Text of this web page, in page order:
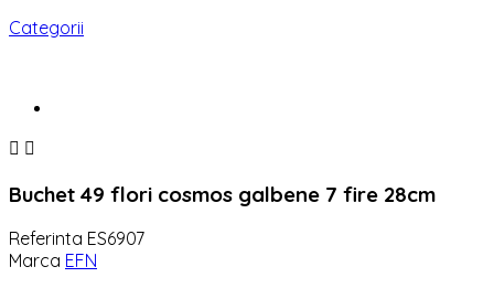
Categorii
 
Buchet 49 flori cosmos galbene 7 fire 28cm
Referinta ES6907
Marca EFN